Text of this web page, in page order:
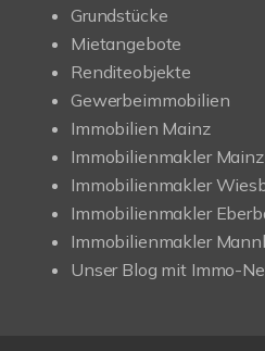
Grundstücke
Mietangebote
Renditeobjekte
Gewerbeimmobilien
Immobilien Mainz
Immobilienmakler Mainz
Immobilienmakler
Immobilienmakler
Immobilienmakler
Unser Blog mit Immo-